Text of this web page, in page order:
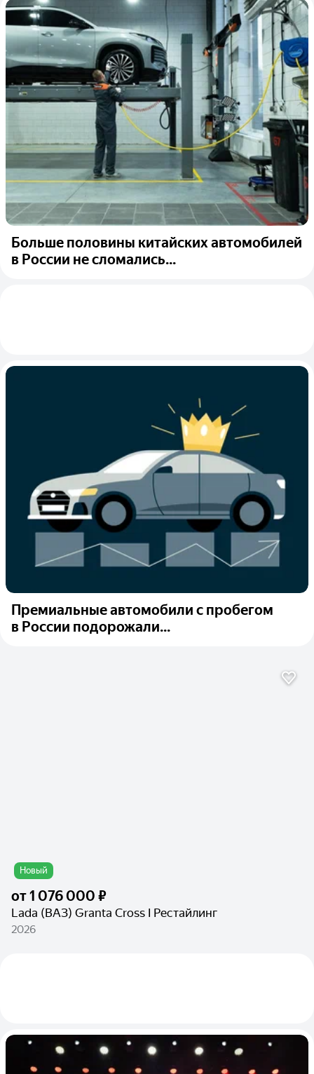
Больше половины китайских автомобилей
в России не сломались...
Премиальные автомобили с пробегом
в России подорожали...
Новый
от1 076 000 ₽
Lada (ВАЗ) Granta Cross I Рестайлинг
2026